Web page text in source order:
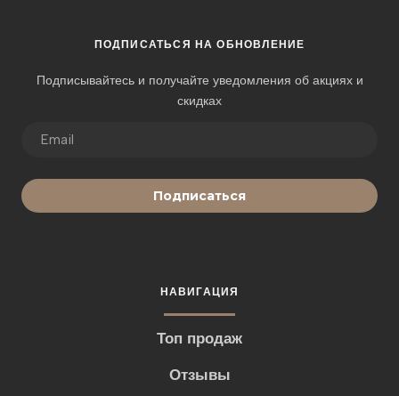
ПОДПИСАТЬСЯ НА ОБНОВЛЕНИЕ
Подписывайтесь и получайте уведомления об акциях и
скидках
Подписаться
НАВИГАЦИЯ
Топ продаж
Отзывы